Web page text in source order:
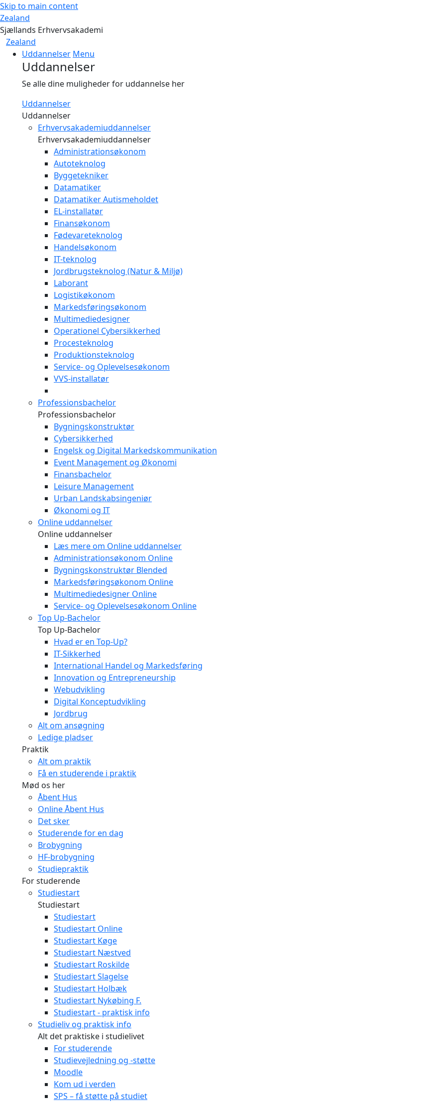
Skip to main content
Zealand
Sjællands Erhvervsakademi
Zealand
Uddannelser Menu
Uddannelser
Se alle dine muligheder for uddannelse her
Uddannelser
Uddannelser
Erhvervsakademiuddannelser
Erhvervsakademiuddannelser
Administrationsøkonom
Autoteknolog
Byggetekniker
Datamatiker
Datamatiker Autismeholdet
EL-installatør
Finansøkonom
Fødevareteknolog
Handelsøkonom
IT-teknolog
Jordbrugsteknolog (Natur & Miljø)
Laborant
Logistikøkonom
Markedsføringsøkonom
Multimediedesigner
Operationel Cybersikkerhed
Procesteknolog
Produktionsteknolog
Service- og Oplevelsesøkonom
VVS-installatør
Professionsbachelor
Professionsbachelor
Bygningskonstruktør
Cybersikkerhed
Engelsk og Digital Markedskommunikation
Event Management og Økonomi
Finansbachelor
Leisure Management
Urban Landskabsingeniør
Økonomi og IT
Online uddannelser
Online uddannelser
Læs mere om Online uddannelser
Administrationsøkonom Online
Bygningskonstruktør Blended
Markedsføringsøkonom Online
Multimediedesigner Online
Service- og Oplevelsesøkonom Online
Top Up-Bachelor
Top Up-Bachelor
Hvad er en Top-Up?
IT-Sikkerhed
International Handel og Markedsføring
Innovation og Entrepreneurship
Webudvikling
Digital Konceptudvikling
Jordbrug
Alt om ansøgning
Ledige pladser
Praktik
Alt om praktik
Få en studerende i praktik
Mød os her
Åbent Hus
Online Åbent Hus
Det sker
Studerende for en dag
Brobygning
HF-brobygning
Studiepraktik
For studerende
Studiestart
Studiestart
Studiestart
Studiestart Online
Studiestart Køge
Studiestart Næstved
Studiestart Roskilde
Studiestart Slagelse
Studiestart Holbæk
Studiestart Nykøbing F.
Studiestart - praktisk info
Studieliv og praktisk info
Alt det praktiske i studielivet
For studerende
Studievejledning og -støtte
Moodle
Kom ud i verden
SPS – få støtte på studiet